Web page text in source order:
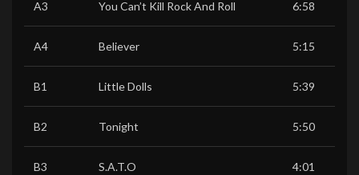
A3 You Can’t Kill Rock And Roll 6:58
A4 Believer 5:15
B1 Little Dolls 5:39
B2 Tonight 5:50
B3 S.A.T.O 4:01